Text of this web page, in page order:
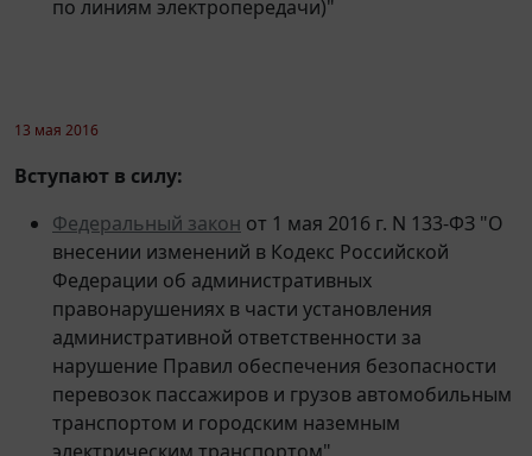
внесении изменений в Кодекс Российской
Федерации об административных
правонарушениях в части установления
административной ответственности за
нарушение Правил обеспечения безопасности
перевозок пассажиров и грузов автомобильным
транспортом и городским наземным
электрическим транспортом"